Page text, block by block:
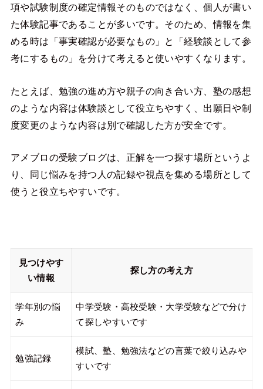
項や試験制度の確定情報そのものではなく、個人が書い
た体験記事であることが多いです。そのため、情報を集
める時は「事実確認が必要なもの」と「経験談として参
考にするもの」を分けて考えると使いやすくなります。
たとえば、勉強の進め方や親子の向き合い方、塾の感想
のような内容は体験談として役立ちやすく、出願日や制
度変更のような内容は別で確認した方が安全です。
アメブロの受験ブログは、正解を一つ探す場所というよ
り、同じ悩みを持つ人の記録や視点を集める場所として
使うと役立ちやすいです。
見つけやす
い情報
探し方の考え方
学年別の悩
み
中学受験・高校受験・大学受験などで分け
て探しやすいです
勉強記録
模試、塾、勉強法などの言葉で絞り込みや
すいです